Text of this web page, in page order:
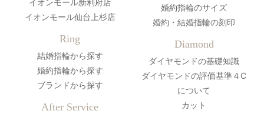
イオンモール新利府店
イオンモール仙台上杉店
Ring
結婚指輪から探す
婚約指輪から探す
ブランドから探す
After Service
婚約指輪のサイズ
婚約・結婚指輪の刻印
Diamond
ダイヤモンドの基礎知識
ダイヤモンドの評価基準４C
について
カット